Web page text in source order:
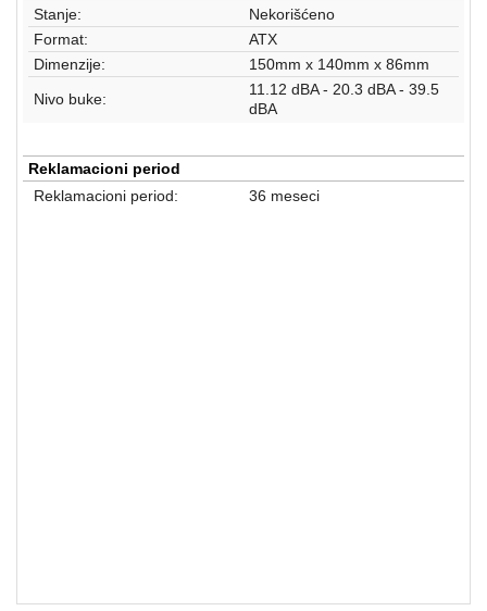
Stanje:
Nekorišćeno
Format:
ATX
Dimenzije:
150mm x 140mm x 86mm
Nivo buke:
11.12 dBA - 20.3 dBA - 39.5
dBA
Reklamacioni period
Reklamacioni period:
36 meseci